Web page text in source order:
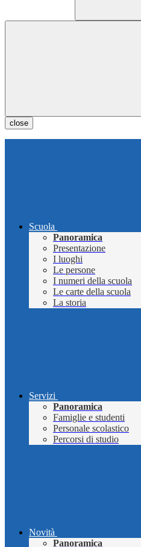
close
Scuola
Panoramica
Presentazione
I luoghi
Le persone
I numeri della scuola
Le carte della scuola
La storia
Servizi
Panoramica
Famiglie e studenti
Personale scolastico
Percorsi di studio
Novità
Panoramica